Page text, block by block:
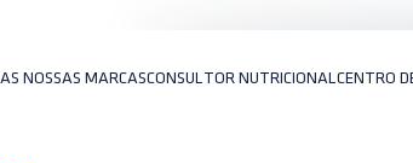
AS NOSSAS MARCASCONSULTOR NUTRICIONAL CENTRO